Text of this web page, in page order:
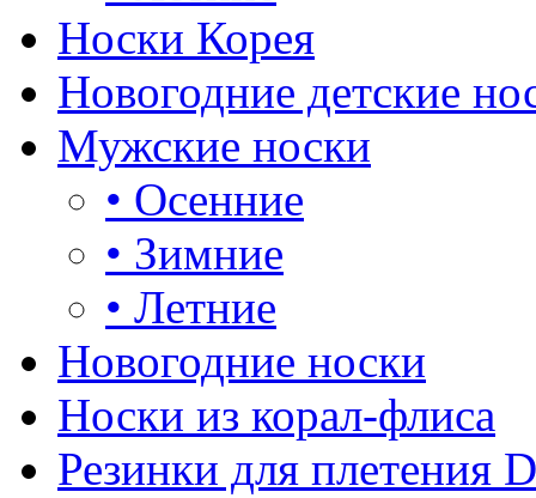
Носки Корея
Новогодние детские
Мужские носки
• Осенние
• Зимние
• Летние
Новогодние носки
Носки из корал-флиса
Резинки для плетения